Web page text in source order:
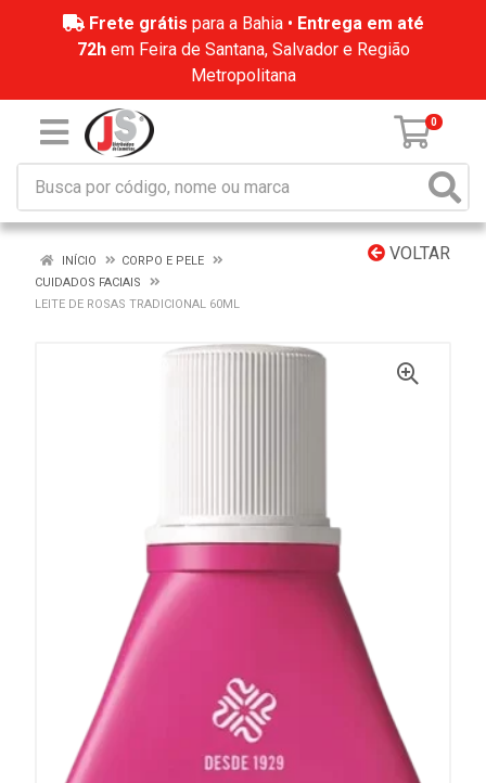
Frete grátis para a Bahia • Entrega em até
72hem Feira de Santana, Salvador e Região
Metropolitana
0
VOLTAR
INÍCIO
CORPO E PELE
CUIDADOS FACIAIS
LEITE DE ROSAS TRADICIONAL 60ML